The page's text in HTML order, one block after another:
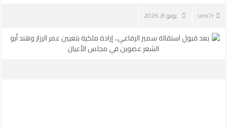
uno7r يونيو 8, 2026